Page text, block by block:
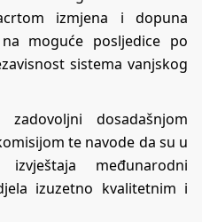
izmjena i dopuna
moguće posljedice po
sistema vanjskog
dosadašnjom
te navode da su u
međunarodni
izuzetno kvalitetnim i